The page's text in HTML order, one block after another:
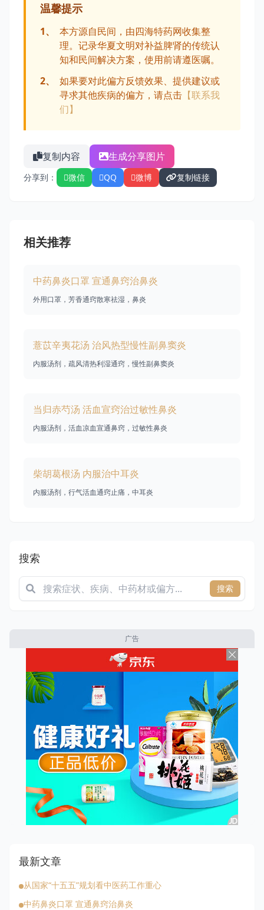
温馨提示
1、
本方源自民间，由四海特药网收集整
理。记录华夏文明对补益脾肾的传统认
知和民间解决方案，使用前请遵医嘱。
2、
如果要对此偏方反馈效果、提供建议或
寻求其他疾病的偏方，请点击 【联系我
们】
复制内容 生成分享图片
分享到： 微信 QQ 微博 复制链接
相关推荐
中药鼻炎口罩 宣通鼻窍治鼻炎
外用口罩，芳香通窍散寒祛湿，鼻炎
薏苡辛夷花汤 治风热型慢性副鼻窦炎
内服汤剂，疏风清热利湿通窍，慢性副鼻窦炎
当归赤芍汤 活血宣窍治过敏性鼻炎
内服汤剂，活血凉血宣通鼻窍，过敏性鼻炎
柴胡葛根汤 内服治中耳炎
内服汤剂，行气活血通窍止痛，中耳炎
搜索
搜索
广告
最新文章
从国家“十五五”规划看中医药工作重心
中药鼻炎口罩 宣通鼻窍治鼻炎